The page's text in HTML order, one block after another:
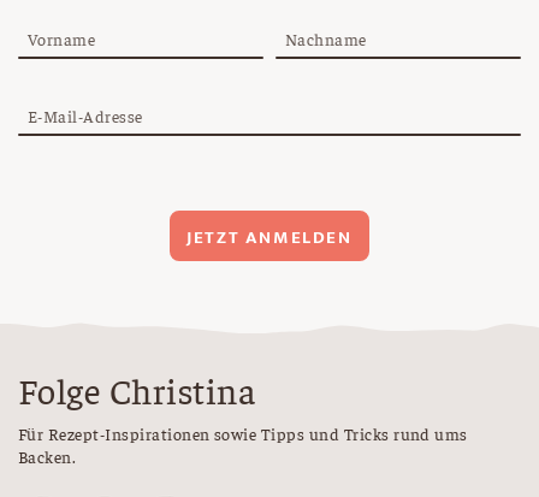
Vorname Nachname
E-Mail-Adresse
JETZT ANMELDEN
Folge Christina
Für Rezept-Inspirationen sowie Tipps und Tricks rund ums
Backen.